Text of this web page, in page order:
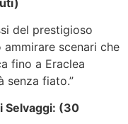
del prestigioso
ammirare scenari che
fino a Eraclea
senza fiato.”
Selvaggi: (30